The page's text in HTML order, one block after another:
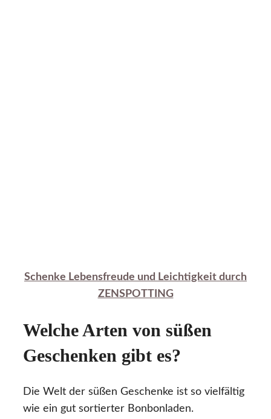
Schenke Lebensfreude und Leichtigkeit durch
ZENSPOTTING
Welche Arten von süßen
Geschenken gibt es?
Die Welt der süßen Geschenke ist so vielfältig
wie ein gut sortierter Bonbonladen.